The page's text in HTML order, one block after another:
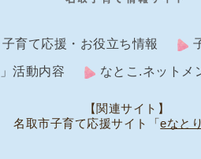
子育て応援・お役立ち情報
活動内容 なとこ.ネットメ
【関連サイト】
名取市子育て応援サイト「eなと